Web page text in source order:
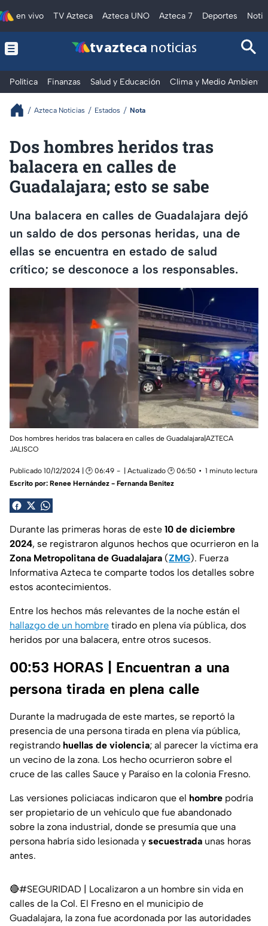
en vivo TV Azteca Azteca UNO Azteca 7 Deportes
tv azteca noticias
Política Finanzas Salud y Educación Clima y Medio Ambiente
Azteca Noticias Estados Nota
Dos hombres heridos tras
balacera en calles de
Guadalajara; esto se sabe
Una balacera en calles de Guadalajara dejó
un saldo de dos personas heridas, una de
ellas se encuentra en estado de salud
crítico; se desconoce a los responsables.
Dos hombres heridos tras balacera en calles de Guadalajara|AZTECA
JALISCO
Publicado 10/12/2024 | 🕑 06:49 | Actualizado 🕑 06:50
1 minuto lectura
Escrito por: Renee Hernández - Fernanda Benítez
Durante las primeras horas de este 10 de diciembre
2024, se registraron algunos hechos que ocurrieron en la
Zona Metropolitana de Guadalajara (ZMG). Fuerza
Informativa Azteca te comparte todos los detalles sobre
estos acontecimientos.
Entre los hechos más relevantes de la noche están el
hallazgo de un hombre tirado en plena vía pública, dos
heridos por una balacera, entre otros sucesos.
00:53 HORAS | Encuentran a una
persona tirada en plena calle
Durante la madrugada de este martes, se reportó la
presencia de una persona tirada en plena vía pública,
registrando huellas de violencia; al parecer la víctima era
un vecino de la zona. Los hecho ocurrieron sobre el
cruce de las calles Sauce y Paraíso en la colonia Fresno.
Las versiones policiacas indicaron que el hombre podría
ser propietario de un vehículo que fue abandonado
sobre la zona industrial, donde se presumía que una
persona habría sido lesionada y secuestrada unas horas
antes.
🔴#SEGURIDAD | Localizaron a un hombre sin vida en
calles de la Col. El Fresno en el municipio de
Guadalajara, la zona fue acordonada por las autoridades